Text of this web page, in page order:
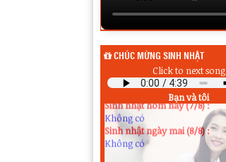
CHÚC MỪNG SINH NHẬT
Click to next song
Bạn và tôi
Sinh nhật hôm qua (6/8) :
Không có
Sinh nhật hôm nay (7/8) :
Không có
Sinh nhật ngày mai (8/8) :
Không có